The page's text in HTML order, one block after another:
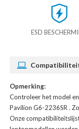
ESD
Opmerking:
Controleer het model
Pavilion G6-2236SR .
Onze